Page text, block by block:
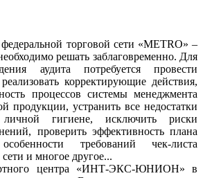
торговой сети «METRO» –
решать заблаговременно. Для
аудита потребуется провести
корректирующие действия,
процессов системы менеджмента
продукции, устранить все недостатки
гигиене, исключить риски
проверить эффективность плана
требований чек-листа
и многое другое...
центра «ИНТ-ЭКС-ЮНИОН» в